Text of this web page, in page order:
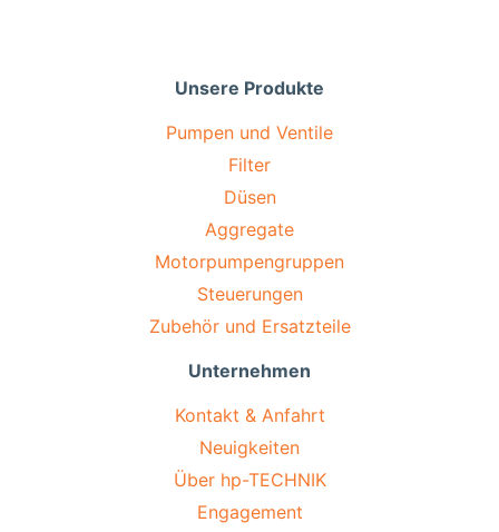
Unsere Produkte
Pumpen und Ventile
Filter
Düsen
Aggregate
Motorpumpengruppen
Steuerungen
Zubehör und Ersatzteile
Unternehmen
Kontakt & Anfahrt
Neuigkeiten
Über hp-TECHNIK
Engagement